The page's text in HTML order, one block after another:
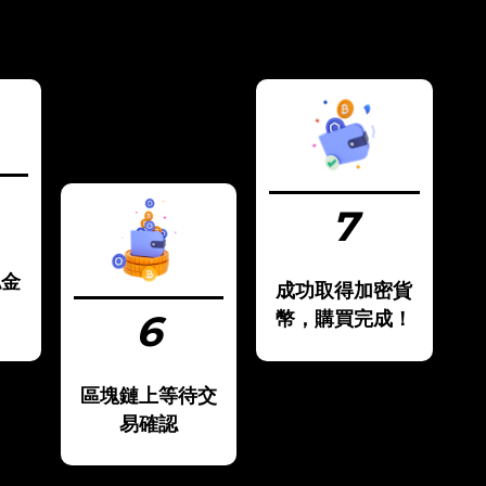
6
區塊鏈上等待交
易確認
7
成功取得加密貨
幣，購買完成！